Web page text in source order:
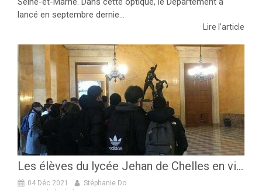
lancé en septembre dernie...
Lire l'article
Les élèves du lycée Jehan de Chelles en visite à l'Assemblée nationale !
04 Déc 2021
Stéphanie Do